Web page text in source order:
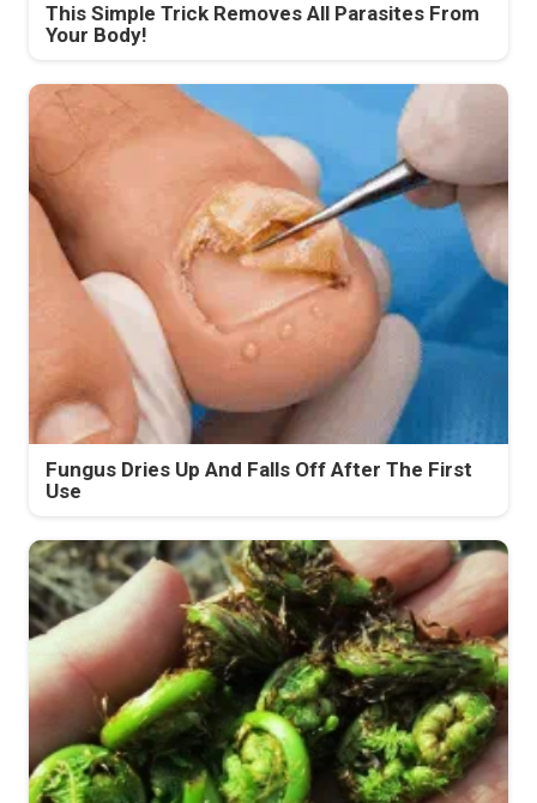
This Simple Trick Removes All Parasites From
Your Body!
Fungus Dries Up And Falls Off After The First
Use